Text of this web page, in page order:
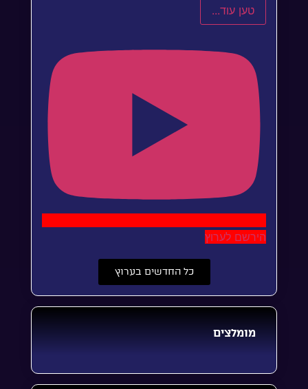
טען עוד...
הירשם לערוץ
כל החדשים בערוץ
מומלצים